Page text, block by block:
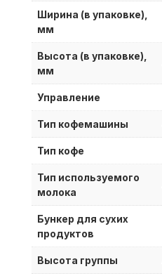
Ширина (в упаковке),
мм
Высота (в упаковке),
мм
Управление
Тип кофемашины
Тип кофе
Тип используемого
молока
Бункер для сухих
продуктов
Высота группы